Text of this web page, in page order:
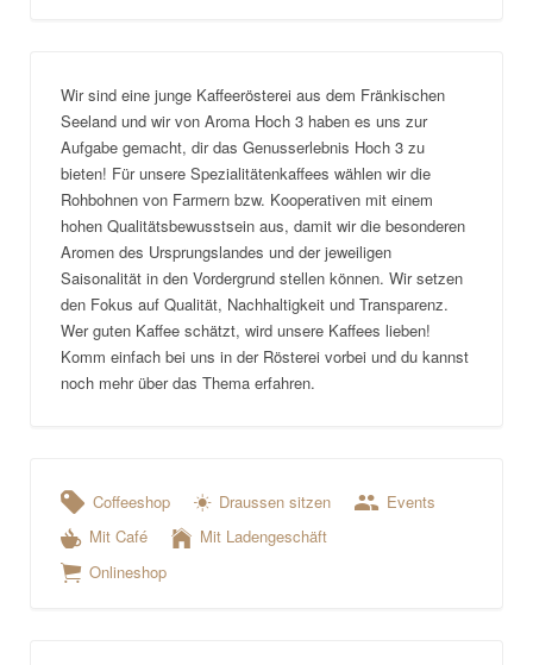
Wir sind eine junge Kaffeerösterei aus dem Fränkischen
Seeland und wir von Aroma Hoch 3 haben es uns zur
Aufgabe gemacht, dir das Genusserlebnis Hoch 3 zu
bieten! Für unsere Spezialitätenkaffees wählen wir die
Rohbohnen von Farmern bzw. Kooperativen mit einem
hohen Qualitätsbewusstsein aus, damit wir die besonderen
Aromen des Ursprungslandes und der jeweiligen
Saisonalität in den Vordergrund stellen können. Wir setzen
den Fokus auf Qualität, Nachhaltigkeit und Transparenz.
Wer guten Kaffee schätzt, wird unsere Kaffees lieben!
Komm einfach bei uns in der Rösterei vorbei und du kannst
noch mehr über das Thema erfahren.
Coffeeshop Draussen sitzen
Events
Mit Café
Mit Ladengeschäft
Onlineshop